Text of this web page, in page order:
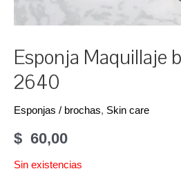
Esponja Maquillaje
2640
Esponjas / brochas, Skin care
$ 60,00
Sin existencias